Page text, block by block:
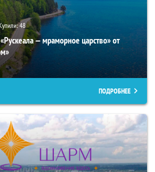
48
— мраморное царство» от
ПОДРОБНЕЕ